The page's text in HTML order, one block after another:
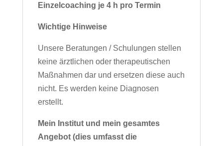
Einzelcoaching je 4 h pro Termin
Wichtige Hinweise
Unsere Beratungen / Schulungen stellen
keine ärztlichen oder therapeutischen
Maßnahmen dar und ersetzen diese auch
nicht. Es werden keine Diagnosen
erstellt.
Mein Institut und mein gesamtes
Angebot (dies umfasst die